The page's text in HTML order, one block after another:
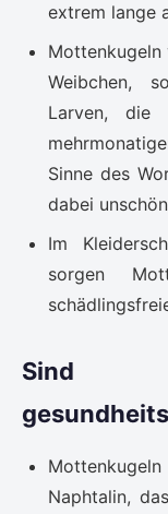
extrem lange
Mottenkugeln
Weibchen,
Larven, die
Sinne des
dabei
Im
sorgen
Sind
Naphtalin,